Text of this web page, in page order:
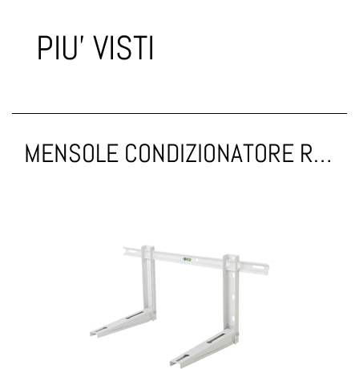
PIU' VISTI
MENSOLE CONDIZIONATORE REGOLABILI 420-780 FISCHER